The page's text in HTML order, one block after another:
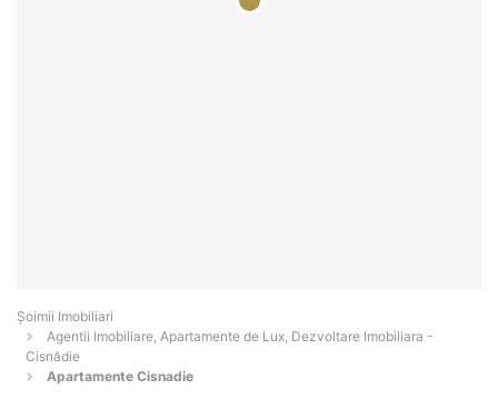
Șoimii Imobiliari
Agentii Imobiliare, Apartamente de Lux, Dezvoltare Imobiliara -
Cisnădie
Apartamente Cisnadie